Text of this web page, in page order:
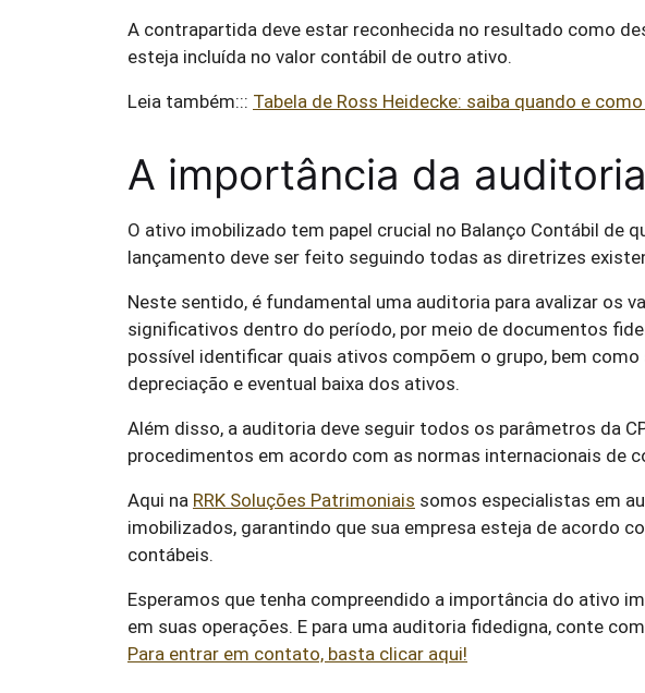
A contrapartida deve estar reconhecida no resultado como
esteja incluída no valor contábil de outro ativo.
Leia também::: Tabela de Ross Heidecke: saiba quando e
A importância da auditoria
O ativo imobilizado tem papel crucial no Balanço Contábil de
lançamento deve ser feito seguindo todas as diretrizes
Neste sentido, é fundamental uma auditoria para avalizar os
significativos dentro do período, por meio de documentos
possível identificar quais ativos compõem o grupo, bem
depreciação e eventual baixa dos ativos.
Além disso, a auditoria deve seguir todos os parâmetros da
procedimentos em acordo com as normas internacionais de
Aqui na RRK Soluções Patrimoniais somos especialistas em
imobilizados, garantindo que sua empresa esteja de acordo
contábeis.
Esperamos que tenha compreendido a importância do ativo
em suas operações. E para uma auditoria fidedigna, conte
Para entrar em contato, basta clicar aqui!